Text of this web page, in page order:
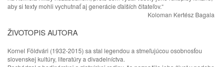
aby si texty mohli vychutnať aj generácie ďalších čitateľov.“
Koloman Kertész Bagala
ŽIVOTOPIS AUTORA
Kornel Földvári (1932-2015) sa stal legendou a stmeľujúcou osobnosťou
slovenskej kultúry, literatúry a divadelníctva.